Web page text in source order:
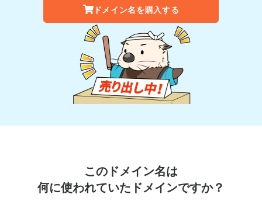
ドメイン名を購入する
このドメイン名は
何に使われていたドメインですか？